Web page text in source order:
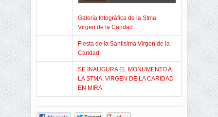
Galería fotográfica de la Stma.
Virgen de la Caridad
Fiesta de la Santísima Virgen de la
Caridad
SE INAUGURA EL MONUMENTO A
LA STMA, VIRGEN DE LA CARIDAD
EN MIRA